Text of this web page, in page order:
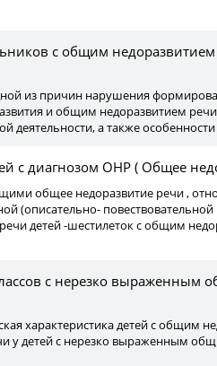
с общим
из причин нарушения
и общим недоразвитием
деятельности, а также
с диагнозом ОНР ( Общее
общее недоразвитие речи ,
(описательно- повествовательной
детей -шестилеток с общим
с нерезко выраженным
характеристика детей с общим
у детей с нерезко выраженным